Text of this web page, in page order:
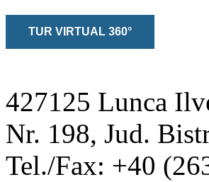
TUR VIRTUAL 360°
427125 Lunca
Nr. 198, Jud.
Tel./Fax: +40